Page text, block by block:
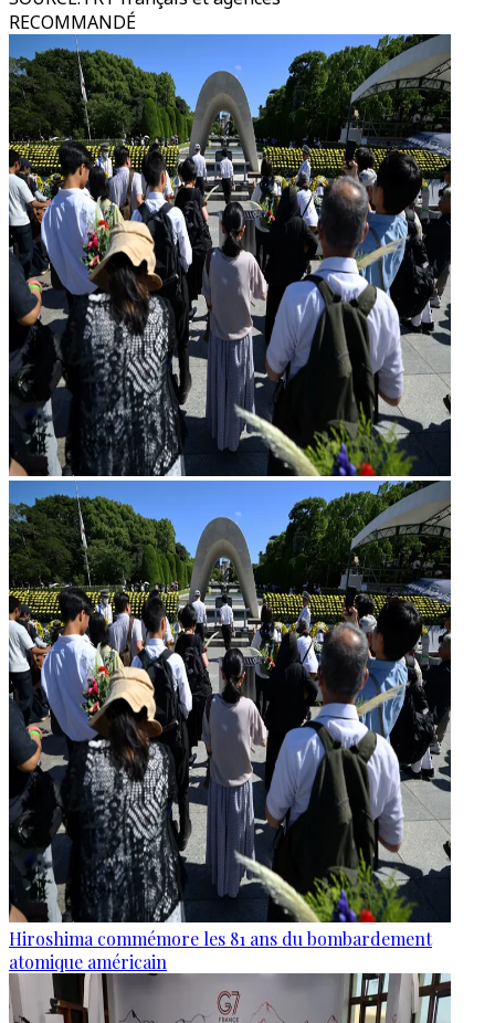
RECOMMANDÉ
Hiroshima commémore les 81 ans du bombardement
atomique américain